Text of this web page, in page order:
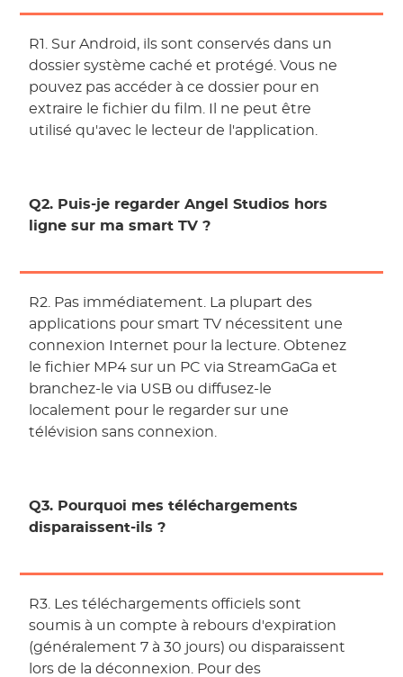
R1. Sur Android, ils sont conservés dans un
dossier système caché et protégé. Vous ne
pouvez pas accéder à ce dossier pour en
extraire le fichier du film. Il ne peut être
utilisé qu'avec le lecteur de l'application.
Q2. Puis-je regarder Angel Studios hors
ligne sur ma smart TV ?
R2. Pas immédiatement. La plupart des
applications pour smart TV nécessitent une
connexion Internet pour la lecture. Obtenez
le fichier MP4 sur un PC via StreamGaGa et
branchez-le via USB ou diffusez-le
localement pour le regarder sur une
télévision sans connexion.
Q3. Pourquoi mes téléchargements
disparaissent-ils ?
R3. Les téléchargements officiels sont
soumis à un compte à rebours d'expiration
(généralement 7 à 30 jours) ou disparaissent
lors de la déconnexion. Pour des